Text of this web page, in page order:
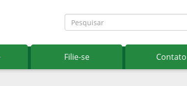
Filie-se Contato